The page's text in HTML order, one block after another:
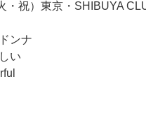
・祝）東京・SHIBUYA
ンナ
い